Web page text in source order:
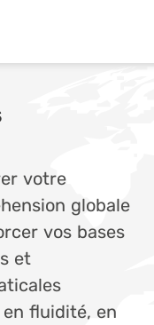
votre
globale
vos bases
et
en fluidité, en